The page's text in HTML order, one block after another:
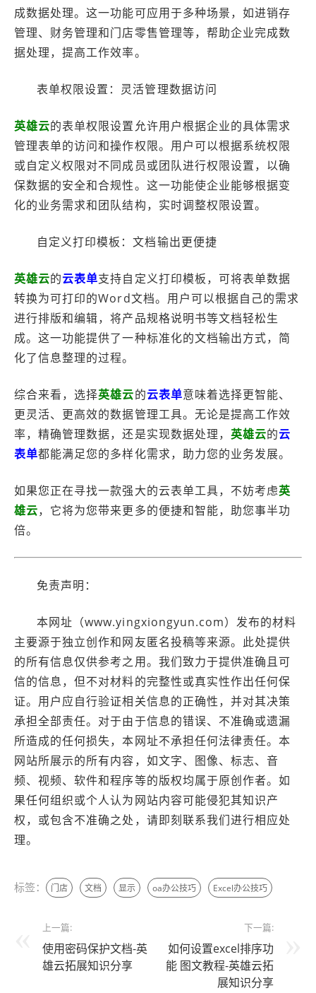
成数据处理。这一功能可应用于多种场景，如进销存
管理、财务管理和门店零售管理等，帮助企业完成数
据处理，提高工作效率。
表单权限设置：灵活管理数据访问
英雄云的表单权限设置允许用户根据企业的具体需求
管理表单的访问和操作权限。用户可以根据系统权限
或自定义权限对不同成员或团队进行权限设置，以确
保数据的安全和合规性。这一功能使企业能够根据变
化的业务需求和团队结构，实时调整权限设置。
自定义打印模板：文档输出更便捷
英雄云的云表单支持自定义打印模板，可将表单数据
转换为可打印的Word文档。用户可以根据自己的需求
进行排版和编辑，将产品规格说明书等文档轻松生
成。这一功能提供了一种标准化的文档输出方式，简
化了信息整理的过程。
综合来看，选择英雄云的云表单意味着选择更智能、
更灵活、更高效的数据管理工具。无论是提高工作效
率，精确管理数据，还是实现数据处理， 英雄云的云
表单都能满足您的多样化需求，助力您的业务发展。
如果您正在寻找一款强大的云表单工具，不妨考虑英
雄云，它将为您带来更多的便捷和智能，助您事半功
倍。
免责声明：
本网址（www.yingxiongyun.com）发布的材料
主要源于独立创作和网友匿名投稿等来源。此处提供
的所有信息仅供参考之用。我们致力于提供准确且可
信的信息，但不对材料的完整性或真实性作出任何保
证。用户应自行验证相关信息的正确性，并对其决策
承担全部责任。对于由于信息的错误、不准确或遗漏
所造成的任何损失，本网址不承担任何法律责任。本
网站所展示的所有内容，如文字、图像、标志、音
频、视频、软件和程序等的版权均属于原创作者。如
果任何组织或个人认为网站内容可能侵犯其知识产
权，或包含不准确之处，请即刻联系我们进行相应处
理。
标签： 门店 文档 显示 oa办公技巧 Excel办公技巧
上一篇:
使用密码保护文档-英
雄云拓展知识分享
下一篇:
如何设置excel排序功
能 图文教程-英雄云拓
展知识分享